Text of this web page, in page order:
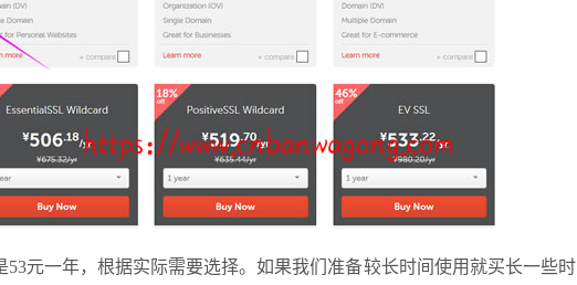
元一年，根据实际需要选择。如果我们准备较长时间使用就买长一些时